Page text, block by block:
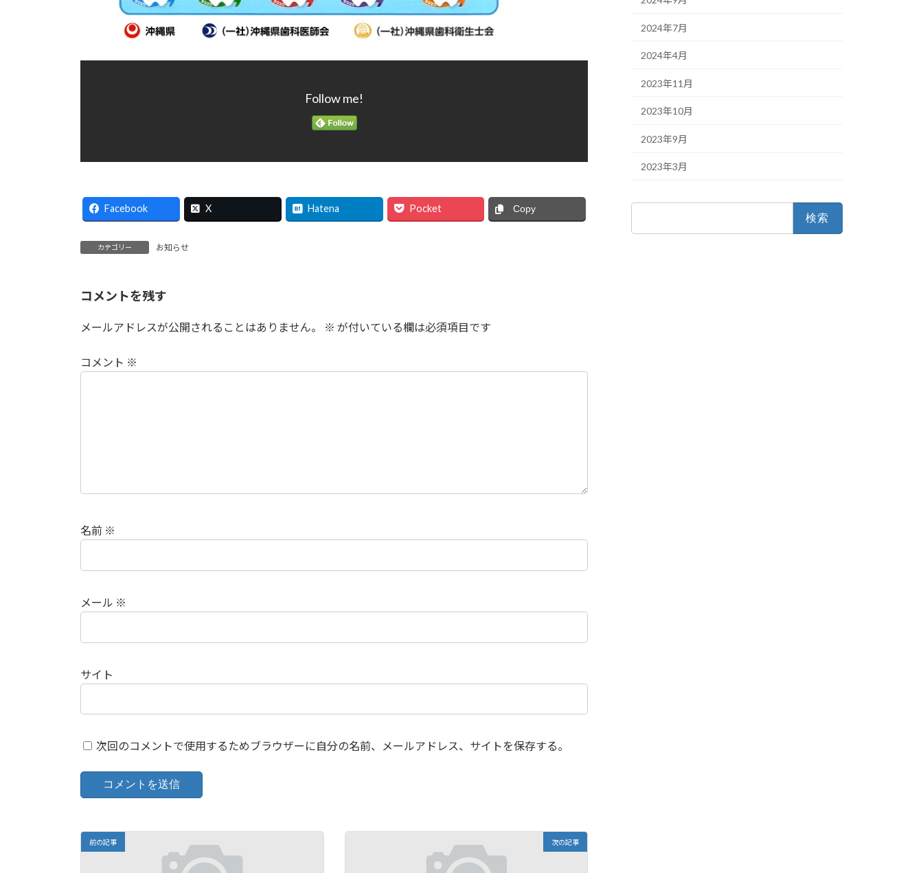
Follow me!
Facebook X Hatena Pocket Copy
カテゴリー お知らせ
コメントを残す
メールアドレスが公開されることはありません。 ※ が付いている欄は必須項目です
コメント ※
名前 ※
メール ※
サイト
次回のコメントで使用するためブラウザーに自分の名前、メールアドレス、サイトを保存する。
前の記事 次の記事
2024年7月
2024年4月
2023年11月
2023年10月
2023年9月
2023年3月